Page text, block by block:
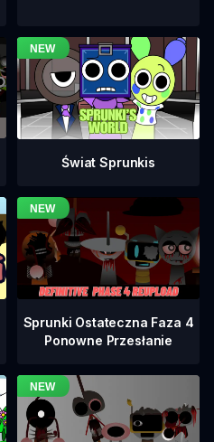
Świat Sprunkis
Sprunki Ostateczna Faza 4
Ponowne Przesłanie